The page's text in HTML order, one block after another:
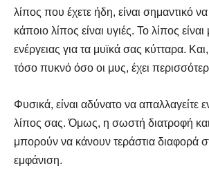
λίπος που έχετε ήδη, είναι σημαντικό
κάποιο λίπος είναι υγιές. Το λίπος
ενέργειας για τα μυϊκά σας κύτταρα.
τόσο πυκνό όσο οι μυς, έχει
Φυσικά, είναι αδύνατο να απαλλαγείτε
λίπος σας. Όμως, η σωστή διατροφή
μπορούν να κάνουν τεράστια διαφορά
εμφάνιση.